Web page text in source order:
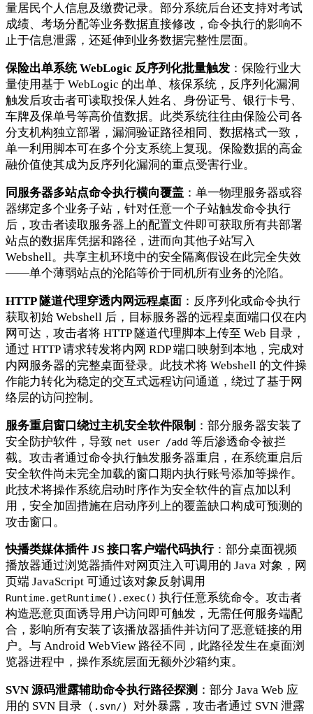
量居民个人信息及缴费记录。部分系统后台还支持对考试
成绩、考场分配等业务数据直接修改，命令执行的影响不
止于信息泄露，还延伸到业务数据完整性层面。
保险出单系统 WebLogic 反序列化批量触发 ：保险行业大
量使用基于 WebLogic 的出单、核保系统，反序列化漏洞
触发后攻击者可读取投保人姓名、身份证号、银行卡号、
车牌及保单号等高价值数据。此类系统往往由保险公司各
分支机构独立部署，漏洞验证路径相同、数据格式一致，
单一利用脚本可在多个分支系统上复现。保险数据的高金
融价值使其成为反序列化漏洞的重点受害行业。
同服务器多站点命令执行横向覆盖 ：单一物理服务器或容
器绑定多个业务子站，针对任意一个子站触发命令执行
后，攻击者读取服务器上的配置文件即可获取所有共部署
站点的数据库凭据和路径，进而向其他子站写入
Webshell。共享主机环境中的安全隔离假设在此完全失效
——单个薄弱站点的沦陷等价于同机所有业务的沦陷。
HTTP 隧道代理穿透内网远程桌面 ：反序列化或命令执行
获取初始 Webshell 后，目标服务器的远程桌面端口仅在内
网可达，攻击者将 HTTP 隧道代理脚本上传至 Web 目录，
通过 HTTP 请求转发将内网 RDP 端口映射到本地，完成对
内网服务器的完整桌面登录。此技术将 Webshell 的文件操
作能力转化为稳定的交互式远程访问通道，绕过了基于网
络层的访问控制。
服务重启窗口绕过主机安全软件限制 ：部分服务器安装了
安全防护软件，导致 net user /add 等后渗透命令被拦
截。攻击者通过命令执行触发服务器重启，在系统重启后
安全软件尚未完全加载的窗口期内执行账号添加等操作。
此技术将操作系统启动时序作为安全软件的盲点加以利
用，安全加固措施在启动序列上的覆盖缺口构成可预测的
攻击窗口。
快播类媒体插件 JS 接口客户端代码执行：部分桌面视频
播放器通过浏览器插件对网页注入可调用的 Java 对象，网
页端 JavaScript 可通过该对象反射调用
Runtime.getRuntime().exec() 执行任意系统命令。攻击者
构造恶意页面诱导用户访问即可触发，无需任何服务端配
合，影响所有安装了该播放器插件并访问了恶意链接的用
户。与 Android WebView 路径不同，此路径发生在桌面浏
览器进程中，操作系统层面无额外沙箱约束。
SVN 源码泄露辅助命令执行路径探测 ：部分 Java Web 应
用的 SVN 目录（ .svn/）对外暴露，攻击者通过 SVN 泄露